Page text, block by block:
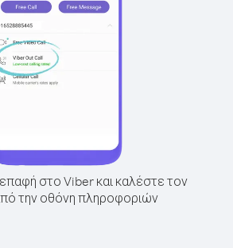
στο Viber και καλέστε τον
την οθόνη πληροφοριών